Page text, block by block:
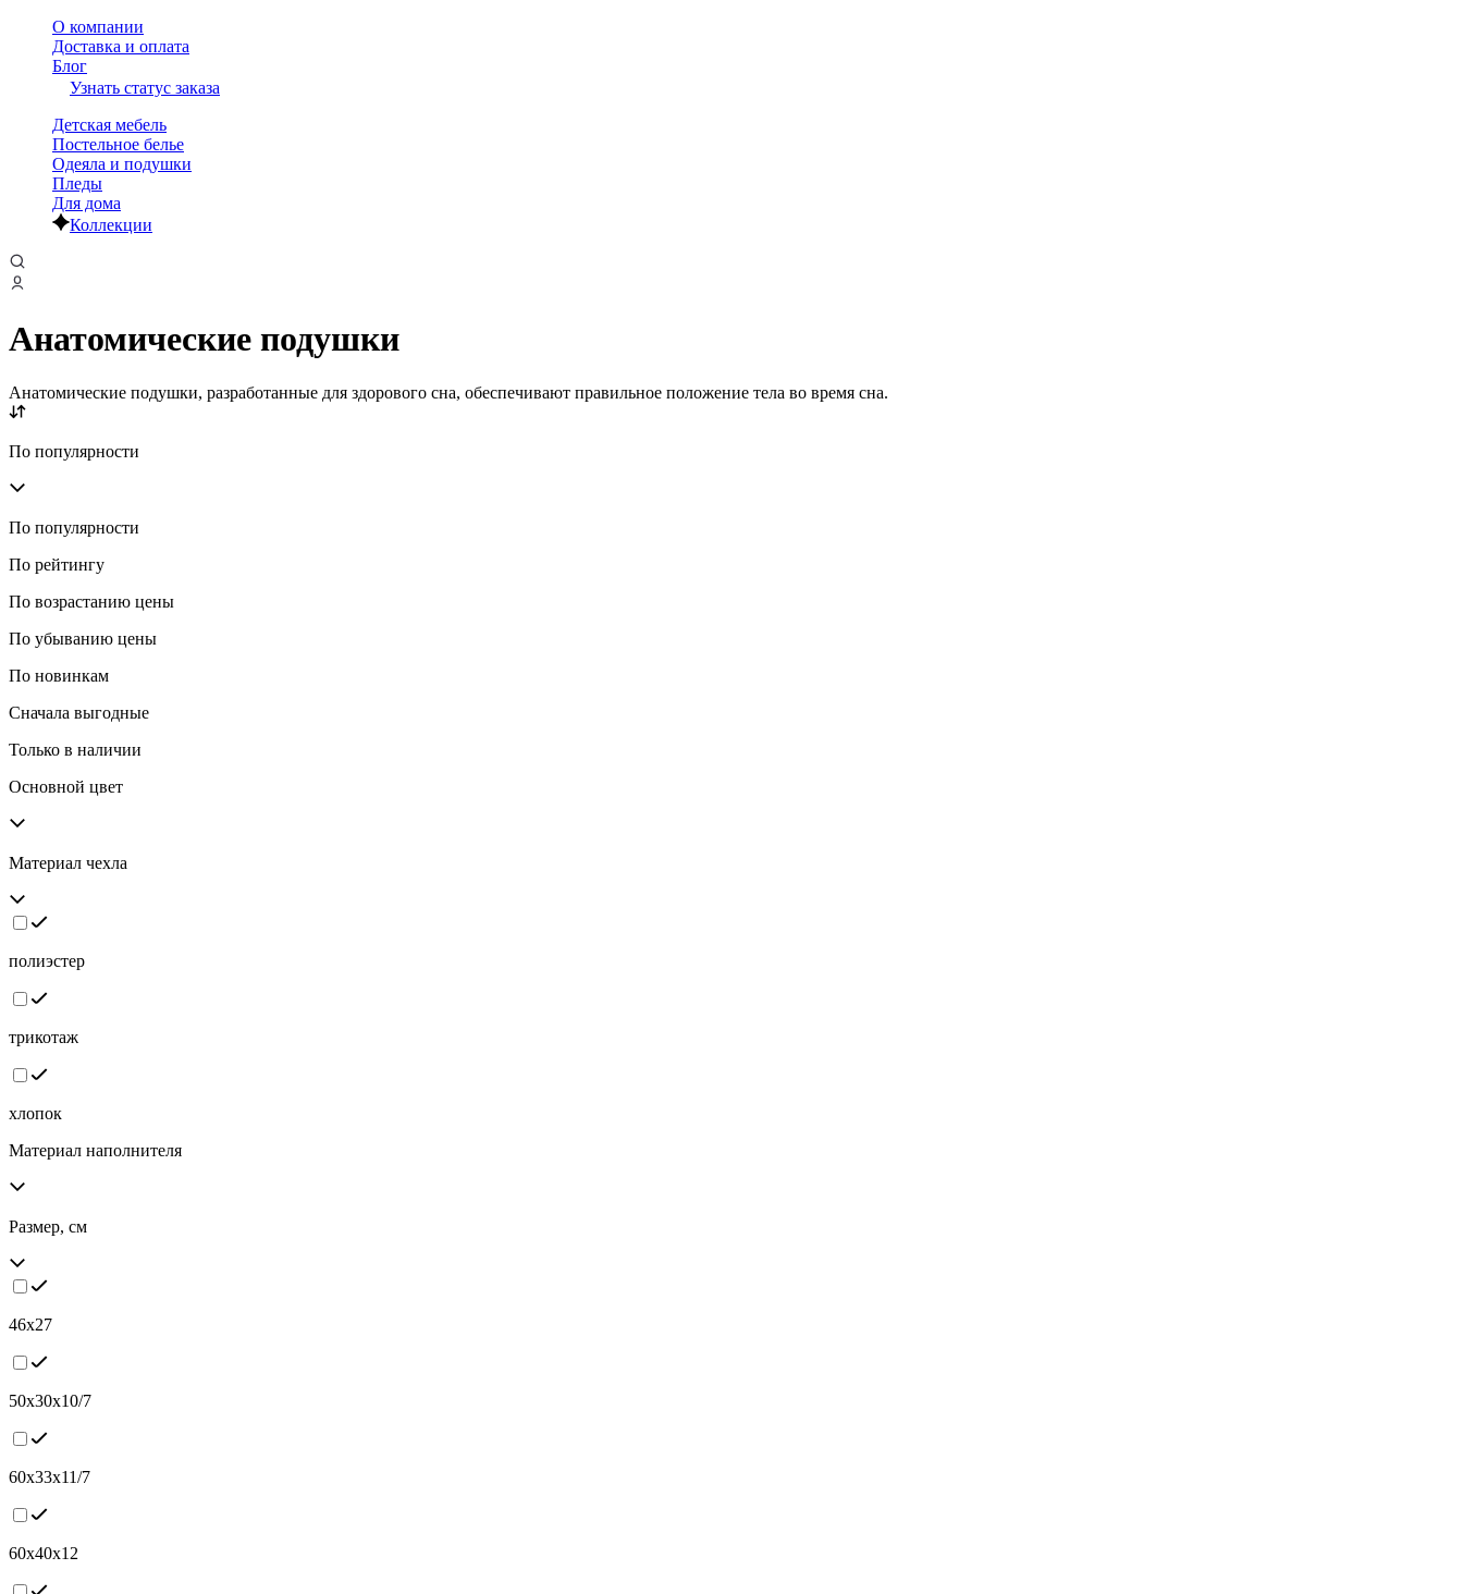
О компании
Доставка и оплата
Блог
Узнать статус заказа
Детская мебель
Постельное белье
Одеяла и подушки
Пледы
Для дома
Коллекции
Анатомические подушки
Анатомические подушки, разработанные для здорового сна, обеспечивают правильное положение тела во время сна.
По популярности
По популярности
По рейтингу
По возрастанию цены
По убыванию цены
По новинкам
Сначала выгодные
Только в наличии
Основной цвет
Материал чехла
полиэстер
трикотаж
хлопок
Материал наполнителя
Размер, см
46х27
50х30х10/7
60х33х11/7
60х40х12